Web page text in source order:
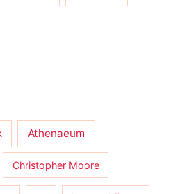
Athenaeum
Christopher Moore